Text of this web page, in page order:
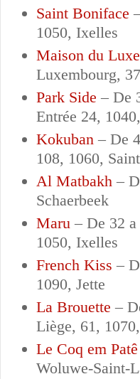
Saint Boniface
1050, Ixelles
Maison du
Luxembourg,
Park Side – De
Entrée 24,
Kokuban – De
108, 1060,
Al Matbakh–
Schaerbeek
Maru – De 32
1050, Ixelles
French Kiss –
1090, Jette
La Brouette –
Liège, 61,
Le Coq em Patê
Woluwe-Saint-